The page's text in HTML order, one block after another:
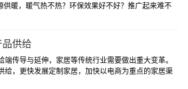
供暖，暖气热不热？环保效果好不好？推广起来难不
供给
端传导与延伸，家居等传统行业需要做出重大变革。
给，更快发展定制家居，加快以电商为重点的家居渠
态势。